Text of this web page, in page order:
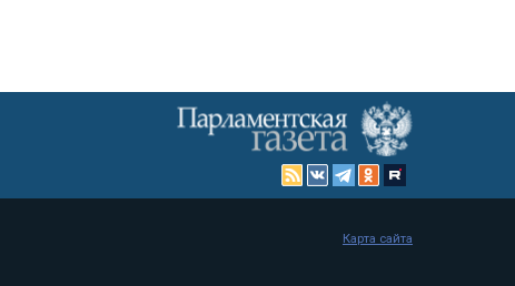
Карта сайта